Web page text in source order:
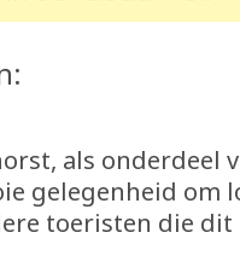
als onderdeel
gelegenheid om
toeristen die